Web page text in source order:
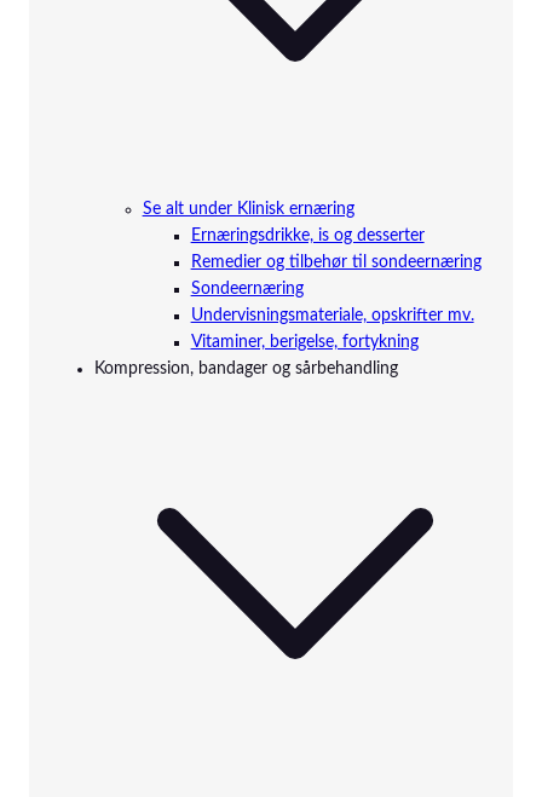
Se alt under Klinisk ernæring
Ernæringsdrikke, is og desserter
Remedier og tilbehør til sondeernæring
Sondeernæring
Undervisningsmateriale, opskrifter mv.
Vitaminer, berigelse, fortykning
Kompression, bandager og sårbehandling